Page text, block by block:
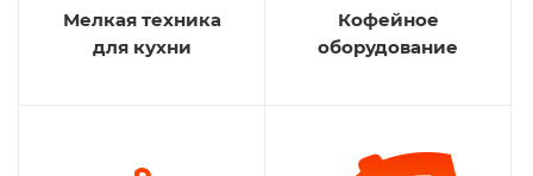
Мелкая техника
для кухни
Кофейное
оборудование